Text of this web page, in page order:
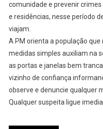
comunidade e prevenir
e residências, nesse período
viajam.
A PM orienta a população
medidas simples auxiliam na
as portas e janelas bem
vizinho de confiança
observe e denuncie qualquer
Qualquer suspeita ligue